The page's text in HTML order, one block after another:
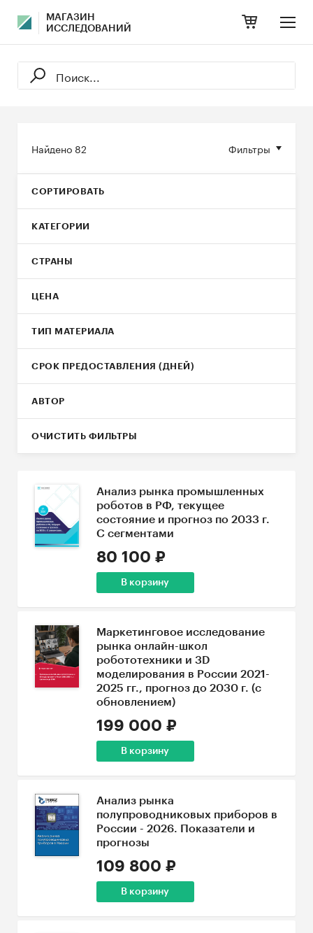
МАГАЗИН
ИССЛЕДОВАНИЙ
Фильтры
Найдено 82
СОРТИРОВАТЬ
КАТЕГОРИИ
СТРАНЫ
ЦЕНА
ТИП МАТЕРИАЛА
СРОК ПРЕДОСТАВЛЕНИЯ (ДНЕЙ)
АВТОР
ОЧИСТИТЬ ФИЛЬТРЫ
Анализ рынка промышленных
роботов в РФ, текущее
состояние и прогноз по 2033 г.
С сегментами
80 100 ₽
В корзину
Маркетинговое исследование
рынка онлайн-школ
робототехники и 3D
моделирования в России 2021-
2025 гг., прогноз до 2030 г. (с
обновлением)
199 000 ₽
В корзину
Анализ рынка
полупроводниковых приборов в
России - 2026. Показатели и
прогнозы
109 800 ₽
В корзину